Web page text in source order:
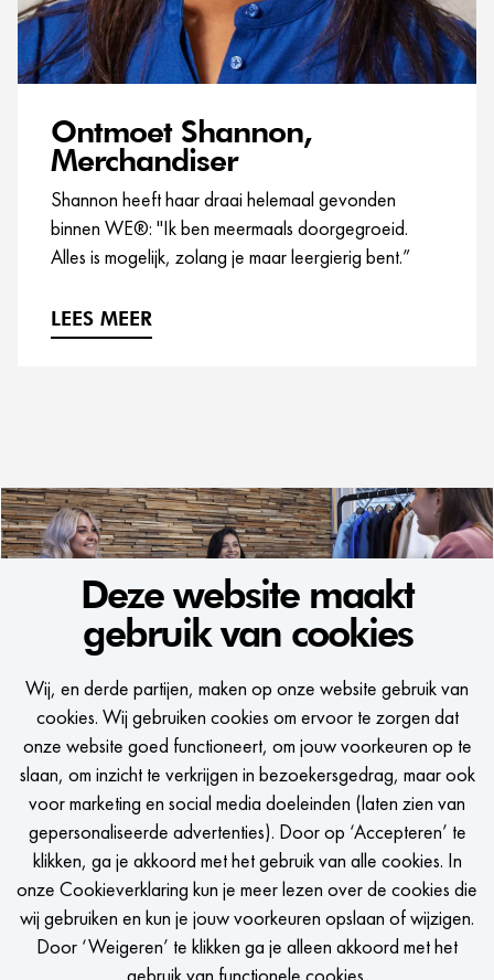
Deze website maakt
gebruik van cookies
Wij, en derde partijen, maken op onze website gebruik van
cookies. Wij gebruiken cookies om ervoor te zorgen dat
onze website goed functioneert, om jouw voorkeuren op te
slaan, om inzicht te verkrijgen in bezoekersgedrag, maar ook
voor marketing en social media doeleinden (laten zien van
gepersonaliseerde advertenties). Door op ‘Accepteren’ te
klikken, ga je akkoord met het gebruik van alle cookies. In
onze Cookieverklaring kun je meer lezen over de cookies die
wij gebruiken en kun je jouw voorkeuren opslaan of wijzigen.
Door ‘Weigeren’ te klikken ga je alleen akkoord met het
Ontmoet Shannon,
Merchandiser
Shannon heeft haar draai helemaal gevonden
binnen WE®: "Ik ben meermaals doorgegroeid.
Alles is mogelijk, zolang je maar leergierig bent.”
LEES MEER
WE WOULD LIKE TO KEEP
IN TOUCH
Een seintje krijgen zodra er een passende vacature is?
STEL JOB ALERT IN